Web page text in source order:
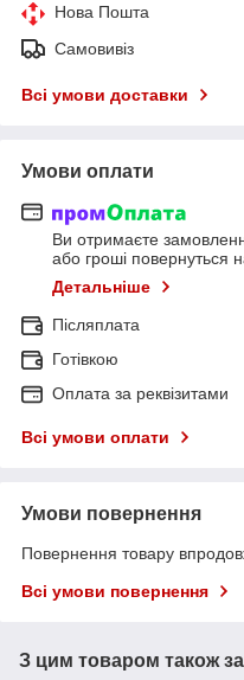
Нова Пошта
Самовивіз
Всі умови доставки
Умови оплати
Ви отримаєте
або гроші повернуться
Детальніше
Післяплата
Готівкою
Оплата за реквізитами
Всі умови оплати
Умови повернення
Повернення товару
Всі умови повернення
З цим товаром також